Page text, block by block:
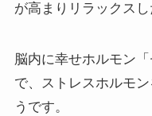
が高まりリラックス
脳内に幸せホルモン
で、ストレスホルモ
うです。